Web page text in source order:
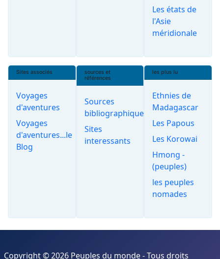
Les états de
l'Asie
méridionale
Sites associés
Voyages
d'aventures
Voyages
d'aventures...le
Blog
sources et
références
Sources
bibliographiques
Sites
interessants
les plus lu
Ethnies de
Madagascar
Les Papous
Les Korowai
Hmong -
(peuples)
les peuples
nomades
Copyright © 2026 Peuples du monde - Tous droits